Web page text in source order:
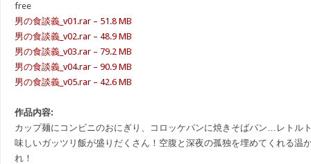
free
男の食談義_v01.rar – 51.8 MB
男の食談義_v02.rar – 48.9 MB
男の食談義_v03.rar – 79.2 MB
男の食談義_v04.rar – 90.9 MB
男の食談義_v05.rar – 42.6 MB
作品内容:
カップ麺にコンビニのおにぎり、コロッケパンに焼きそばパン…レトル
味しいガッツリ飯が盛りだくさん！空腹と深夜の孤独を埋めてくれる温
れ！